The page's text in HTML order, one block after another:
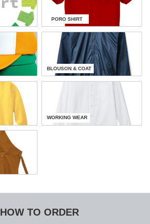
PORO SHIRT
BLOUSON & COAT
WORKING WEAR
HOW TO ORDER